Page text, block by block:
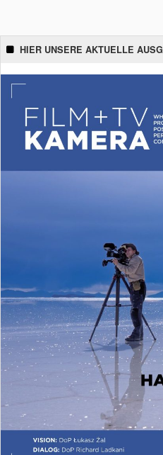
HIER UNSERE AKTUELLE